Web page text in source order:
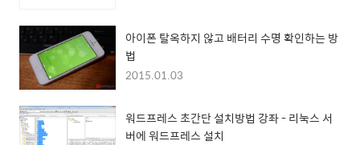
아이폰 탈옥하지 않고 배터리 수명 확인하는 방
법
2015.01.03
워드프레스 초간단 설치방법 강좌 - 리눅스 서
버에 워드프레스 설치